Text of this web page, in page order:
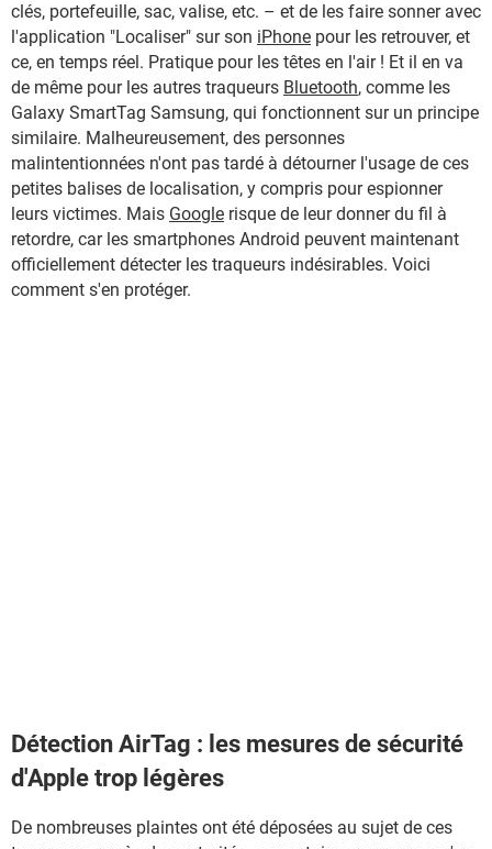
clés, portefeuille, sac, valise, etc. – et de les faire sonner avec
l'application "Localiser" sur son iPhone pour les retrouver, et
ce, en temps réel. Pratique pour les têtes en l'air ! Et il en va
de même pour les autres traqueurs Bluetooth, comme les
Galaxy SmartTag Samsung, qui fonctionnent sur un principe
similaire. Malheureusement, des personnes
malintentionnées n'ont pas tardé à détourner l'usage de ces
petites balises de localisation, y compris pour espionner
leurs victimes. Mais Google risque de leur donner du fil à
retordre, car les smartphones Android peuvent maintenant
officiellement détecter les traqueurs indésirables. Voici
comment s'en protéger.
Détection AirTag : les mesures de sécurité
d'Apple trop légères
De nombreuses plaintes ont été déposées au sujet de ces